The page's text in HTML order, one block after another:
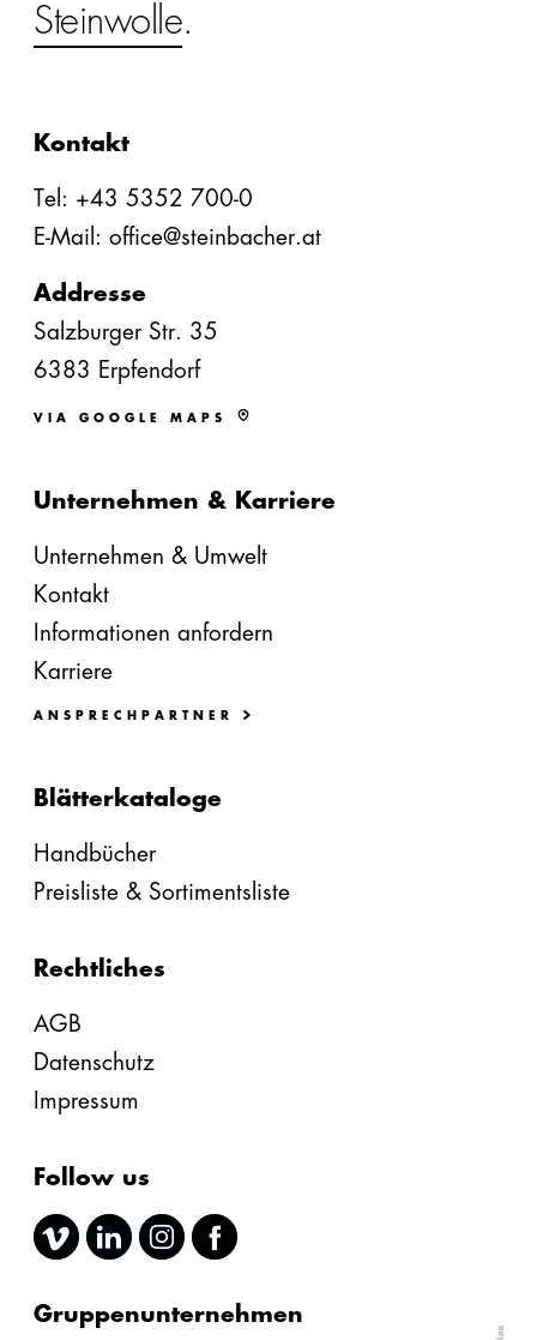
Steinwolle.
Kontakt
Tel: +43 5352 700-0
E-Mail: office@steinbacher.at
Addresse
Salzburger Str. 35
6383 Erpfendorf
VIA GOOGLE MAPS
Unternehmen & Karriere
Unternehmen & Umwelt
Kontakt
Informationen anfordern
Karriere
ANSPRECHPARTNER
Blätterkataloge
Handbücher
Preisliste & Sortimentsliste
Rechtliches
AGB
Datenschutz
Impressum
Follow us
Gruppenunternehmen